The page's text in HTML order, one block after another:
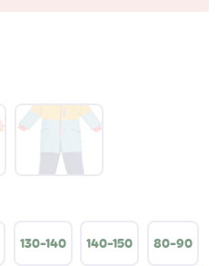
130-140 140-150 80-90